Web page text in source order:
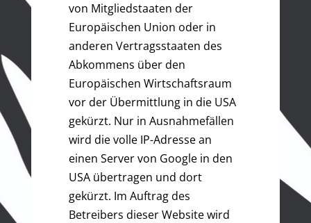
von Mitgliedstaaten der
Europäischen Union oder in
anderen Vertragsstaaten des
Abkommens über den
Europäischen Wirtschaftsraum
vor der Übermittlung in die USA
gekürzt. Nur in Ausnahmefällen
wird die volle IP-Adresse an
einen Server von Google in den
USA übertragen und dort
gekürzt. Im Auftrag des
Betreibers dieser Website wird